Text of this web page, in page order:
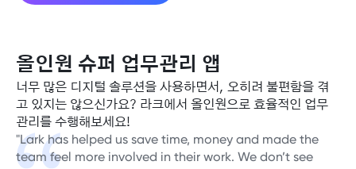
올인원 슈퍼 업무관리 앱
너무 많은 디지털 솔루션을 사용하면서, 오히려 불편함을 겪
고 있지는 않으신가요? 라크에서 올인원으로 효율적인 업무
관리를 수행해보세요!
"Lark has helped us save time, money and made the
team feel more involved in their work. We don’t see